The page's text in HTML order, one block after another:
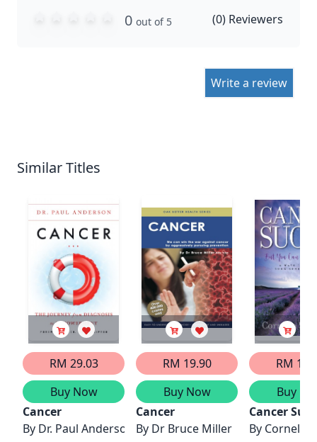
0 out of 5 (0) Reviewers
Write a review
Similar Titles
RM 29.03
Buy Now
Cancer
By Dr. Paul Anderson
RM 19.90
Buy Now
Cancer
By Dr Bruce Miller
RM
Buy
Cancer
By Cornelia